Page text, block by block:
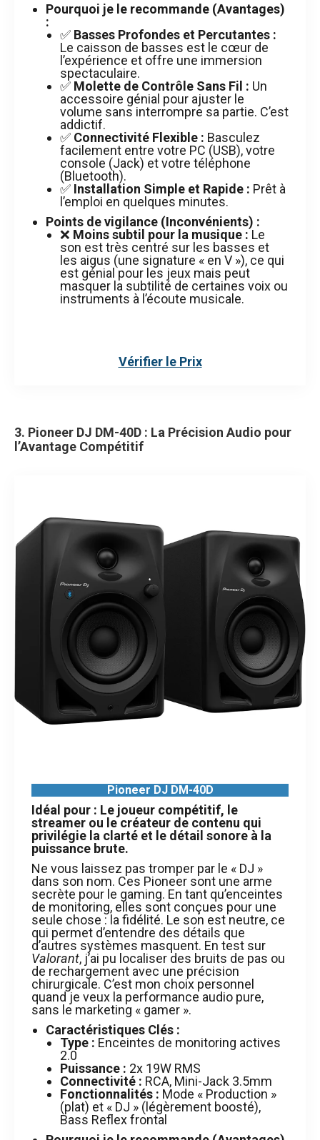
Pourquoi je le recommande (Avantages)
:
✅ Basses Profondes et Percutantes :
Le caisson de basses est le cœur de
l’expérience et offre une immersion
spectaculaire.
✅ Molette de Contrôle Sans Fil : Un
accessoire génial pour ajuster le
volume sans interrompre sa partie. C’est
addictif.
✅ Connectivité Flexible : Basculez
facilement entre votre PC (USB), votre
console (Jack) et votre téléphone
(Bluetooth).
✅ Installation Simple et Rapide : Prêt à
l’emploi en quelques minutes.
Points de vigilance (Inconvénients) :
❌ Moins subtil pour la musique : Le
son est très centré sur les basses et
les aigus (une signature « en V »), ce qui
est génial pour les jeux mais peut
masquer la subtilité de certaines voix ou
instruments à l’écoute musicale.
Vérifier le Prix
3. Pioneer DJ DM-40D : La Précision Audio pour
l’Avantage Compétitif
Pioneer DJ DM-40D
Idéal pour : Le joueur compétitif, le
streamer ou le créateur de contenu qui
privilégie la clarté et le détail sonore à la
puissance brute.
Ne vous laissez pas tromper par le « DJ »
dans son nom. Ces Pioneer sont une arme
secrète pour le gaming. En tant qu’enceintes
de monitoring, elles sont conçues pour une
seule chose : la fidélité. Le son est neutre, ce
qui permet d’entendre des détails que
d’autres systèmes masquent. En test sur
Valorant, j’ai pu localiser des bruits de pas ou
de rechargement avec une précision
chirurgicale. C’est mon choix personnel
quand je veux la performance audio pure,
sans le marketing « gamer ».
Caractéristiques Clés :
Type : Enceintes de monitoring actives
2.0
Puissance : 2x 19W RMS
Connectivité : RCA, Mini-Jack 3.5mm
Fonctionnalités : Mode « Production »
(plat) et « DJ » (légèrement boosté),
Bass Reflex frontal